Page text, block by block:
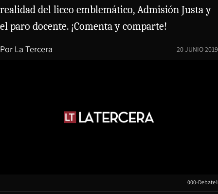
realidad del liceo emblemático, Admisión Justa y
el paro docente. ¡Comenta y comparte!
Por La Tercera 20 JUNIO 2019
000-Debate1